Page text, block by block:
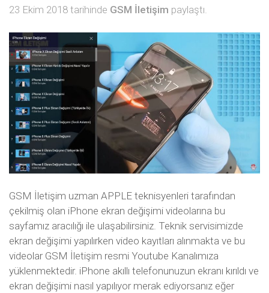
23 Ekim 2018 tarihinde GSM İletişim paylaştı.
GSM İletişim uzman APPLE teknisyenleri tarafından
çekilmiş olan iPhone ekran değişimi videolarına bu
sayfamız aracılığı ile ulaşabilirsiniz. Teknik servisimizde
ekran değişimi yapılırken video kayıtları alınmakta ve bu
videolar GSM İletişim resmi Youtube Kanalımıza
yüklenmektedir. iPhone akıllı telefonunuzun ekranı kırıldı ve
ekran değişimi nasıl yapılıyor merak ediyorsanız eğer